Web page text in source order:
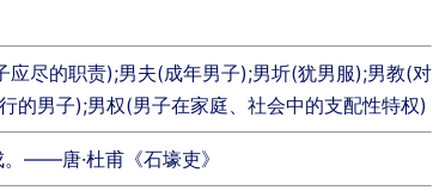
应尽的职责);男夫(成年男子);男圻(犹男服);男教(对
的男子);男权(男子在家庭、社会中的支配性特权)
——唐·杜甫《石壕吏》